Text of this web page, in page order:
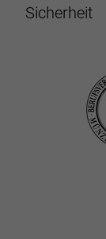
Sicherheit